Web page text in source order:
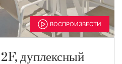
ВОСПРОИЗВЕСТИ
дуплексный